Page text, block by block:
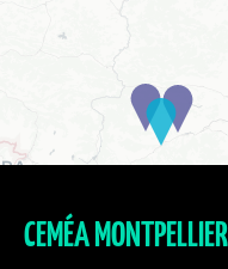
CEMÉA MONTPELLIER